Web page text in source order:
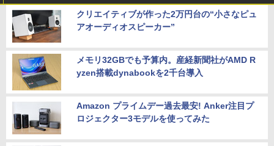
クリエイティブが作った2万円台の“小さなピュ
アオーディオスピーカー”
メモリ32GBでも予算内。産経新聞社がAMD R
yzen搭載dynabookを2千台導入
Amazon プライムデー過去最安! Anker注目プ
ロジェクター3モデルを使ってみた